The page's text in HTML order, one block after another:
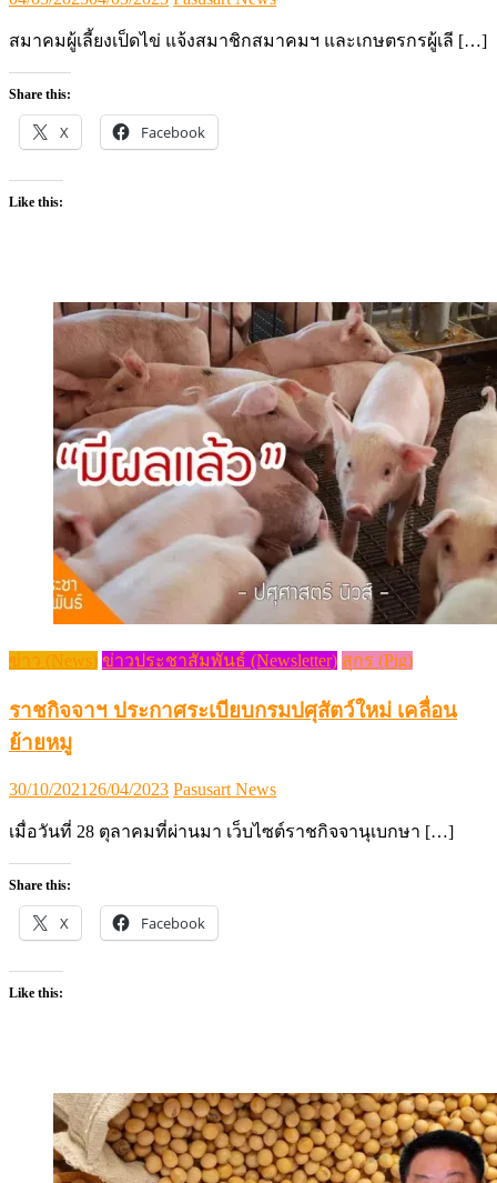
สมาคมผู้เลี้ยงเป็ดไข่ แจ้งสมาชิกสมาคมฯ และเกษตรกรผู้เลี […]
Share this:
X Facebook
Like this:
ข่าว (News) ข่าวประชาสัมพันธ์ (Newsletter) สุกร (Pig)
ราชกิจจาฯ ประกาศระเบียบกรมปศุสัตว์ใหม่ เคลื่อน
ย้ายหมู
Posted
30/10/2021 26/04/2023 Author
Pasusart News
เมื่อวันที่ 28 ตุลาคมที่ผ่านมา เว็บไซต์ราชกิจจานุเบกษา […]
Share this:
X Facebook
Like this: